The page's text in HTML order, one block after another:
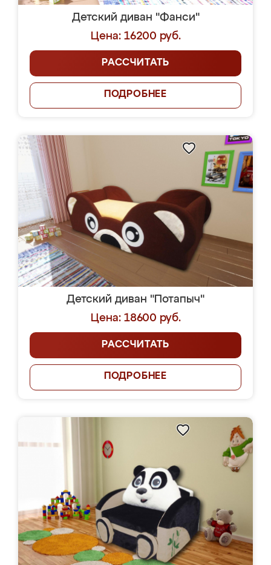
Детский диван "Фанси"
Цена: 16200 руб.
РАССЧИТАТЬ
ПОДРОБНЕЕ
Детский диван "Потапыч"
Цена: 18600 руб.
РАССЧИТАТЬ
ПОДРОБНЕЕ